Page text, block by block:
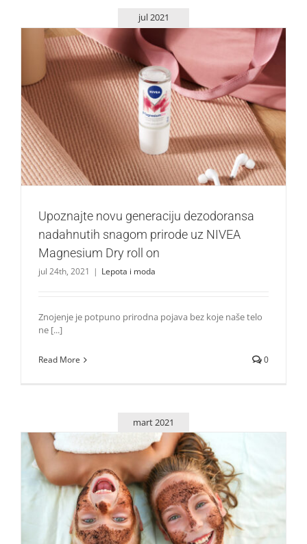
jul 2021
Upoznajte novu generaciju dezodoransa nadahnutih
snagom prirode uz NIVEA Magnesium Dry roll on
Lepota i moda
Upoznajte novu generaciju dezodoransa
nadahnutih snagom prirode uz NIVEA
Magnesium Dry roll on
jul 24th, 2021 | Lepota i moda
Znojenje je potpuno prirodna pojava bez koje naše telo
ne [...]
Read More 0
mart 2021
5 efektnih načina kako da iskoristite kafu u nezi kože, kose
i stopala
Lepota i moda